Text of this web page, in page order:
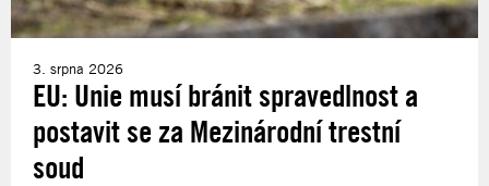
3. srpna 2026
EU: Unie musí bránit spravedlnost a
postavit se za Mezinárodní trestní
soud